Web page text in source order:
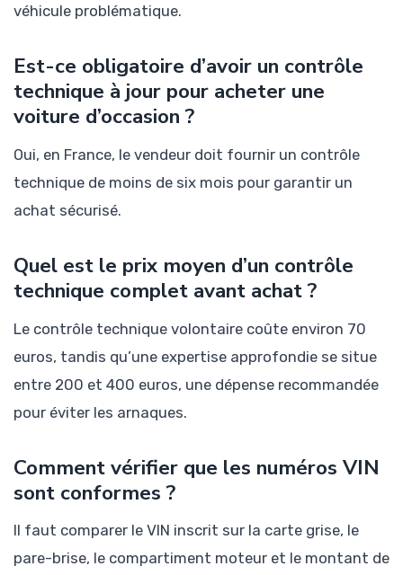
véhicule problématique.
Est-ce obligatoire d’avoir un contrôle
technique à jour pour acheter une
voiture d’occasion ?
Oui, en France, le vendeur doit fournir un contrôle
technique de moins de six mois pour garantir un
achat sécurisé.
Quel est le prix moyen d’un contrôle
technique complet avant achat ?
Le contrôle technique volontaire coûte environ 70
euros, tandis qu’une expertise approfondie se situe
entre 200 et 400 euros, une dépense recommandée
pour éviter les arnaques.
Comment vérifier que les numéros VIN
sont conformes ?
Il faut comparer le VIN inscrit sur la carte grise, le
pare-brise, le compartiment moteur et le montant de